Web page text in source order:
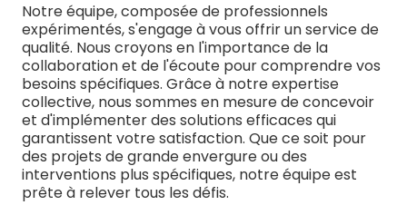
Notre équipe, composée de professionnels
expérimentés, s'engage à vous offrir un service de
qualité. Nous croyons en l'importance de la
collaboration et de l'écoute pour comprendre vos
besoins spécifiques. Grâce à notre expertise
collective, nous sommes en mesure de concevoir
et d'implémenter des solutions efficaces qui
garantissent votre satisfaction. Que ce soit pour
des projets de grande envergure ou des
interventions plus spécifiques, notre équipe est
prête à relever tous les défis.